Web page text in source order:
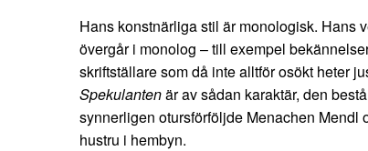
Hans konstnärliga stil är monologisk. Hans
övergår i monolog – till exempel
skriftställare som då inte alltför osökt heter
Spekulantenär av sådan karaktär, den
synnerligen otursförföljde Menachen Mendl
hustru i hembyn.